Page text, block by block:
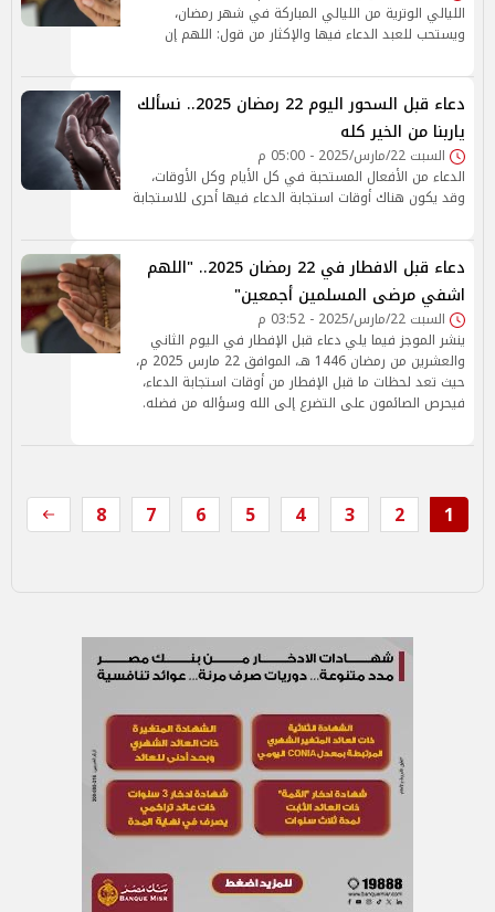
الليالي الوترية من الليالي المباركة في شهر رمضان،
ويستحب للعبد الدعاء فيها والإكثار من قول: اللهم إن
دعاء قبل السحور اليوم 22 رمضان 2025.. نسألك
ياربنا من الخير كله
السبت 22/مارس/2025 - 05:00 م
الدعاء من الأفعال المستحبة في كل الأيام وكل الأوقات،
وقد يكون هناك أوقات استجابة الدعاء فيها أحرى للاستجابة
دعاء قبل الافطار في 22 رمضان 2025.. "اللهم
اشفي مرضى المسلمين أجمعين"
السبت 22/مارس/2025 - 03:52 م
ينشر الموجز فيما يلي دعاء قبل الإفطار في اليوم الثاني
والعشرين من رمضان 1446 هـ، الموافق 22 مارس 2025 م،
حيث تعد لحظات ما قبل الإفطار من أوقات استجابة الدعاء،
فيحرص الصائمون على التضرع إلى الله وسؤاله من فضله.
1
2
3
4
5
6
7
8